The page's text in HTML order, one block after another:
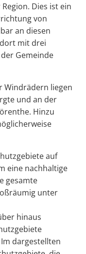
Dies ist ein
von
an diesen
mit drei
Gemeinde
Windrädern liegen
und an der
Hinzu
auf
eine nachhaltige
gesamte
unter
hinaus
dargestellten